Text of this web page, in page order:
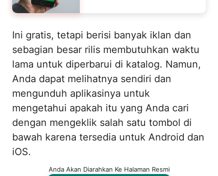
Ini gratis, tetapi berisi banyak iklan dan
sebagian besar rilis membutuhkan waktu
lama untuk diperbarui di katalog. Namun,
Anda dapat melihatnya sendiri dan
mengunduh aplikasinya untuk
mengetahui apakah itu yang Anda cari
dengan mengeklik salah satu tombol di
bawah karena tersedia untuk Android dan
iOS.
Anda Akan Diarahkan Ke Halaman Resmi